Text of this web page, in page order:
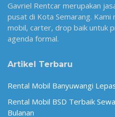
Gavriel Rentcar merupakan
pusat di Kota Semarang. Kami
mobil, carter, drop baik untuk
agenda formal.
Artikel Terbaru
Rental Mobil Banyuwangi
Rental Mobil BSD Terbaik
Bulanan